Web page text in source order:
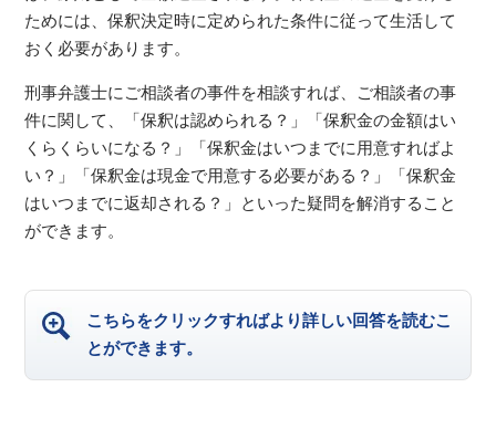
ためには、保釈決定時に定められた条件に従って生活して
おく必要があります。
刑事弁護士にご相談者の事件を相談すれば、ご相談者の事
件に関して、「保釈は認められる？」「保釈金の金額はい
くらくらいになる？」「保釈金はいつまでに用意すればよ
い？」「保釈金は現金で用意する必要がある？」「保釈金
はいつまでに返却される？」といった疑問を解消すること
ができます。
こちらをクリックすればより詳しい回答を読むこ
とができます。